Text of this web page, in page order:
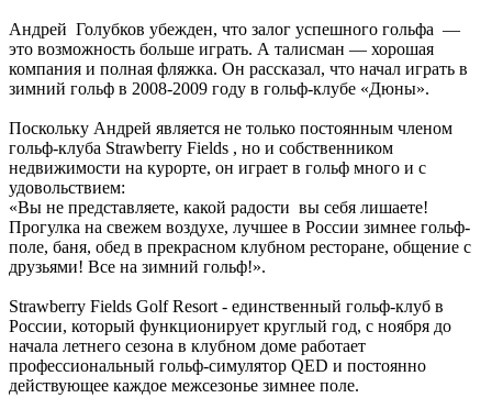
Андрей Голубков убежден, что залог успешного гольфа —
это возможность больше играть. А талисман — хорошая
компания и полная фляжка. Он рассказал, что начал играть в
зимний гольф в 2008-2009 году в гольф-клубе «Дюны».
Поскольку Андрей является не только постоянным членом
гольф-клуба Strawberry Fields , но и собственником
недвижимости на курорте, он играет в гольф много и с
удовольствием:
«Вы не представляете, какой радости вы себя лишаете!
Прогулка на свежем воздухе, лучшее в России зимнее гольф-
поле, баня, обед в прекрасном клубном ресторане, общение с
друзьями! Все на зимний гольф!».
Strawberry Fields Golf Resort - единственный гольф-клуб в
России, который функционирует круглый год, с ноября до
начала летнего сезона в клубном доме работает
профессиональный гольф-симулятор QED и постоянно
действующее каждое межсезонье зимнее поле.